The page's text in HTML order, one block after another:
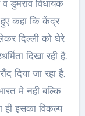
डुमराव विधायक
कहा कि केंद्र
दिल्ली को घेरे
दिखा रही है.
दिया जा रहा है.
मे नही बल्कि
ही इसका विकल्प